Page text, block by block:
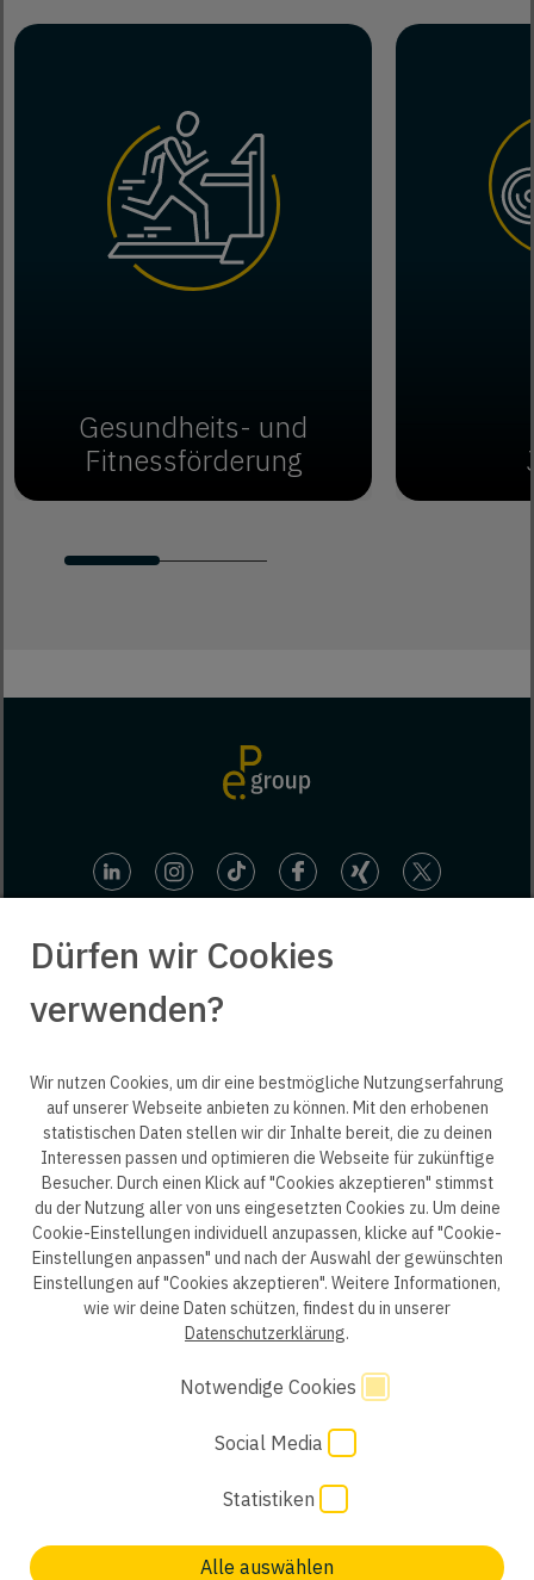
Keinen passenden Job gefunden? Wir freuen uns auf
Gesundheits- und
Fitnessförderung
ep life science
Datenschutzerklärung B2B Datenschutzerklärung
Datenschutzhinweise Bewerber
Impressum AGB
Cookie Einstellungen
Dürfen wir Cookies
verwenden?
Wir nutzen Cookies, um dir eine bestmögliche Nutzungserfahrung
auf unserer Webseite anbieten zu können. Mit den erhobenen
statistischen Daten stellen wir dir Inhalte bereit, die zu deinen
Interessen passen und optimieren die Webseite für zukünftige
Besucher. Durch einen Klick auf "Cookies akzeptieren" stimmst
du der Nutzung aller von uns eingesetzten Cookies zu. Um deine
Cookie-Einstellungen individuell anzupassen, klicke auf "Cookie-
Einstellungen anpassen" und nach der Auswahl der gewünschten
Einstellungen auf "Cookies akzeptieren". Weitere Informationen,
wie wir deine Daten schützen, findest du in unserer
Datenschutzerklärung.
Notwendige Cookies
Social Media
Statistiken
Alle auswählen